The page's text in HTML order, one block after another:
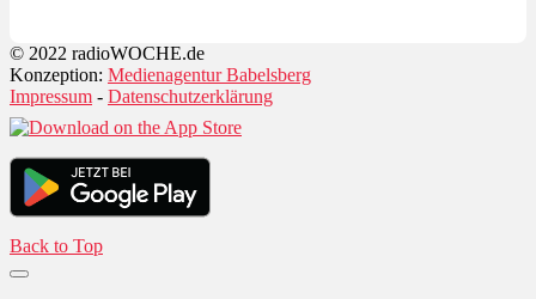
© 2022 radioWOCHE.de
Konzeption: Medienagentur Babelsberg
Impressum - Datenschutzerklärung
Back to Top